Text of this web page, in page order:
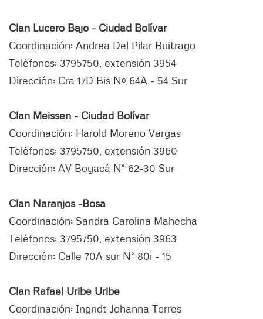
Clan Lucero Bajo - Ciudad Bolívar
Coordinación: Andrea Del Pilar Buitrago
Teléfonos: 3795750, extensión 3954
Dirección: Cra 17D Bis Nº 64A - 54 Sur
Clan Meissen - Ciudad Bolívar
Coordinación: Harold Moreno Vargas
Teléfonos: 3795750, extensión 3960
Dirección: AV Boyacá N° 62-30 Sur
Clan Naranjos -Bosa
Coordinación: Sandra Carolina Mahecha
Teléfonos: 3795750, extensión 3963
Dirección: Calle 70A sur N° 80i - 15
Clan Rafael Uribe Uribe
Coordinación: Ingridt Johanna Torres